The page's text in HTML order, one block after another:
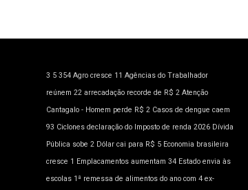
3 5 354 Agro cresce 11 Agências do Trabalhador
reúnem 22 arrecadação recorde de R$ 2 Atenção
Cantagalo - Homem perde R$ 2 Casos de dengue caem
93 Ciclones declaração do Imposto de renda 2026 Dívida
Pública sobe 2 Dólar cai para R$ 5 Economia brasileira
cresce 1 Emplacamentos aumentam 34 Estado envia às
escolas 1ª remessa de alimentos do ano com 4 ex-